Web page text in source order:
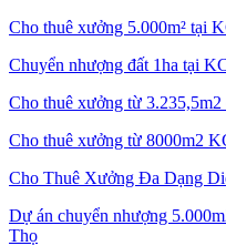
Cho thuê xưởng 5.000m² tại
Chuyển nhượng đất 1ha tại
Cho thuê xưởng từ
Cho thuê xưởng từ 8000m2
Cho Thuê Xưởng Đa Dạng
Dự án chuyển nhượng
Thọ